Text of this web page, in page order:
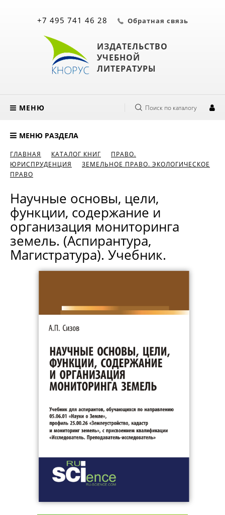
ИЗДАТЕЛЬСТВО
УЧЕБНОЙ
ЛИТЕРАТУРЫ
+7 495 741 46 28 Обратная связь
МЕНЮ Поиск по каталогу
МЕНЮ РАЗДЕЛА
ГЛАВНАЯ КАТАЛОГ КНИГ
ПРАВО.
ЮРИСПРУДЕНЦИЯ
ЗЕМЕЛЬНОЕ ПРАВО. ЭКОЛОГИЧЕСКОЕ
ПРАВО
Научные основы, цели,
функции, содержание и
организация мониторинга
земель. (Аспирантура,
Магистратура). Учебник.